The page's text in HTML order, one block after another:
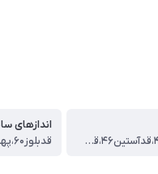
قدبلوز۵۵،پهنا از یک طرف۴۰،قدآستین۴۶،قدشلوار۷۹
اندازهای